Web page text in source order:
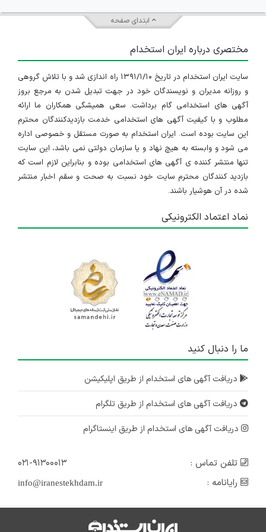
ابتدای صفحه
مختصری درباره ایران استخدام
سایت ایران استخدام در تاریخ ۱۳۹۱/۱/۱۰ راه اندازی شد و با تلاش گروهی
و روزانه مدیران و نویسندگان خود در جهت تبدیل شدن به مرجع بروز
آگهی های استخدامی گام برداشت. سعی همیشگی همکاران ما ارائه
مطلوب و با کیفیت آگهی های استخدامی خدمت بازدیدکنندگان محترم
این سایت بوده است. ایران استخدام به صورت مستقل و خصوصی اداره
می شود و وابسته به هیچ نهاد و یا سازمان دولتی نمی باشد، این سایت
تنها منتشر کننده ی آگهی های استخدامی بوده و بنابراین لازم است که
بازدید کنندگان محترم سایت خود نسبت به صحت و سقم اخبار منتشر
شده در آن هوشیار باشند.
نماد اعتماد الکترونیکی
ما را دنبال کنید
دریافت آگهی های استخدام از طریق اپلیکیشن
دریافت آگهی های استخدام از طریق تلگرام
دریافت آگهی های استخدام از طریق اینستاگرام
تلفن تماس :
۰۲۱-۹۱۳۰۰۰۱۳
رایانامه :
info@iranestekhdam.ir